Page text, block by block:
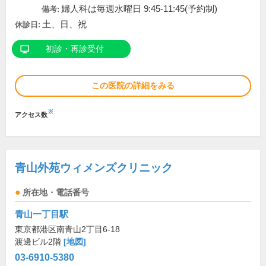
備考: 婦人科は毎週水曜日 9:45-11:45(予約制)
休診日: 土、日、祝
初診・再診受付
この医院の詳細をみる
アクセス数※
青山外苑ウィメンズクリニック
所在地・電話番号
青山一丁目駅
東京都港区南青山2丁目6-18
渡邊ビル2階 [地図]
03-6910-5380